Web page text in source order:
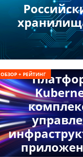
ОБЗОР + РЕЙТИНГ